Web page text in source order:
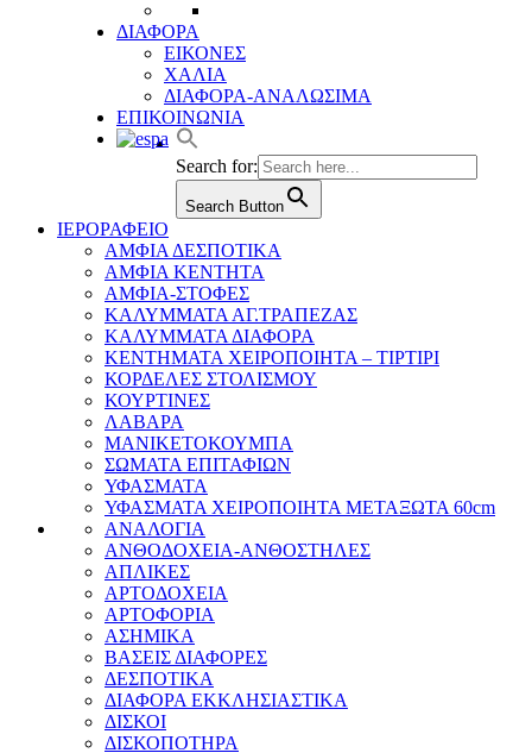
ΔΙΑΦΟΡΑ
ΕΙΚΟΝΕΣ
ΧΑΛΙΑ
ΔΙΑΦΟΡΑ-ΑΝΑΛΩΣΙΜΑ
ΕΠΙΚΟΙΝΩΝΙΑ
Search for:
Search Button
ΙΕΡΟΡΑΦΕΙΟ
ΑΜΦΙΑ ΔΕΣΠΟΤΙΚΑ
ΑΜΦΙΑ ΚΕΝΤΗΤΑ
ΑΜΦΙΑ-ΣΤΟΦΕΣ
ΚΑΛΥΜΜΑΤΑ ΑΓ.ΤΡΑΠΕΖΑΣ
ΚΑΛΥΜΜΑΤΑ ΔΙΑΦΟΡΑ
ΚΕΝΤΗΜΑΤΑ ΧΕΙΡΟΠΟΙΗΤΑ – ΤΙΡΤΙΡΙ
ΚΟΡΔΕΛΕΣ ΣΤΟΛΙΣΜΟΥ
ΚΟΥΡΤΙΝΕΣ
ΛΑΒΑΡΑ
ΜΑΝΙΚΕΤΟΚΟΥΜΠΑ
ΣΩΜΑΤΑ ΕΠΙΤΑΦΙΩΝ
ΥΦΑΣΜΑΤΑ
ΥΦΑΣΜΑΤΑ ΧΕΙΡΟΠΟΙΗΤΑ ΜΕΤΑΞΩΤΑ 60cm
ΑΝΑΛΟΓΙΑ
ΑΝΘΟΔΟΧΕΙΑ-ΑΝΘΟΣΤΗΛΕΣ
ΑΠΛΙΚΕΣ
ΑΡΤΟΔΟΧΕΙΑ
ΑΡΤΟΦΟΡΙΑ
ΑΣΗΜΙΚΑ
ΒΑΣΕΙΣ ΔΙΑΦΟΡΕΣ
ΔΕΣΠΟΤΙΚΑ
ΔΙΑΦΟΡΑ ΕΚΚΛΗΣΙΑΣΤΙΚΑ
ΔΙΣΚΟΙ
ΔΙΣΚΟΠΟΤΗΡΑ